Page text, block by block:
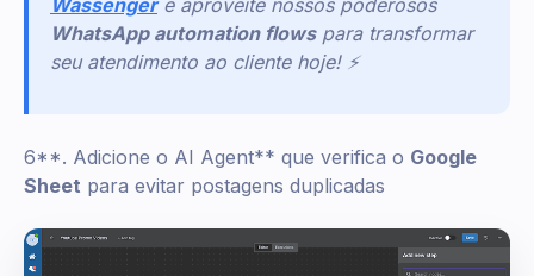
Wassenger e aproveite nossos poderosos
WhatsApp automation flows para transformar
seu atendimento ao cliente hoje! ⚡
6**. Adicione o AI Agent** que verifica o Google
Sheet para evitar postagens duplicadas